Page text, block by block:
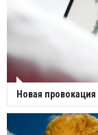
Новая